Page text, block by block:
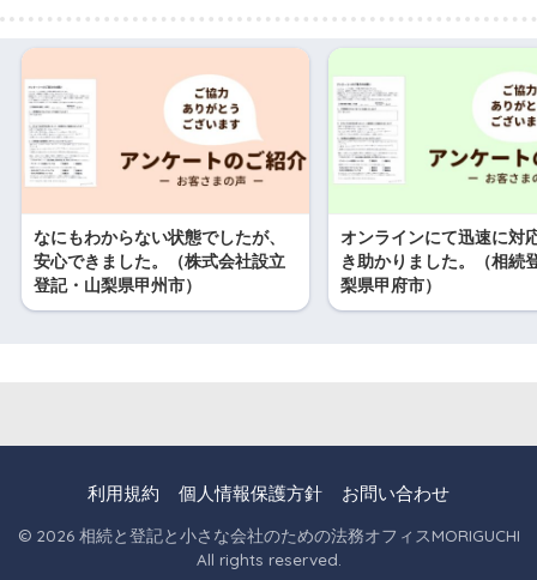
なにもわからない状態でしたが、
安心できました。（株式会社設立
登記・山梨県甲州市）
オンラインにて迅速に対
き助かりました。（相続
梨県甲府市）
利用規約 個人情報保護方針 お問い合わせ
© 2026 相続と登記と小さな会社のための法務オフィスMORIGUCHI
All rights reserved.